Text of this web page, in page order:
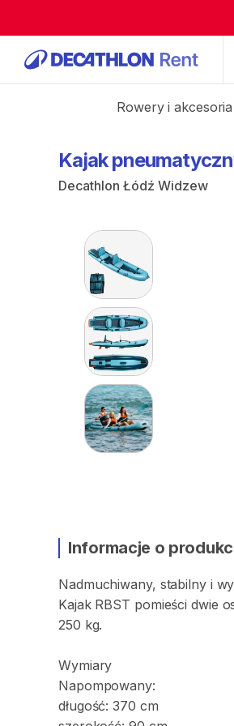
Rowery i akcesoria
Kajak
Decathlon Łódź Widzew
Informacje o
Nadmuchiwany​,​ stabilny i
Kajak RBST pomieści dwie
250 kg.
Wymiary
Napompowany:
długość: 370 cm